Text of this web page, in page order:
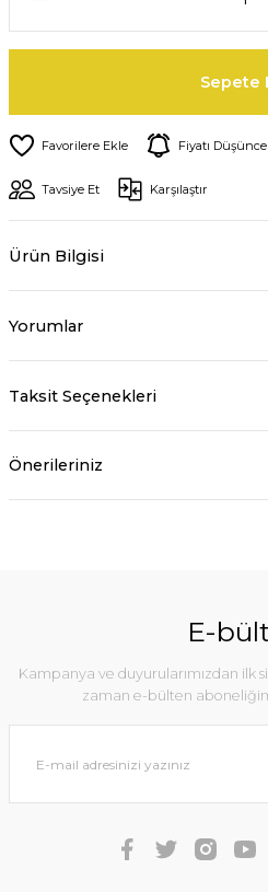
Sepete
Fiyatı
Tavsiye Et Karşılaştır
Ürün Bilgisi
Yorumlar
Taksit Seçenekleri
Önerileriniz
E-
Kampanya ve duyurularımızdan ilk
zaman e-bülten